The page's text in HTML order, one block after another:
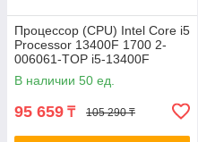
Процессор (CPU) Intel Core i5
Processor 13400F 1700 2-
006061-TOP i5-13400F
В наличии 50 ед.
95 659 ₸ 105 290 ₸